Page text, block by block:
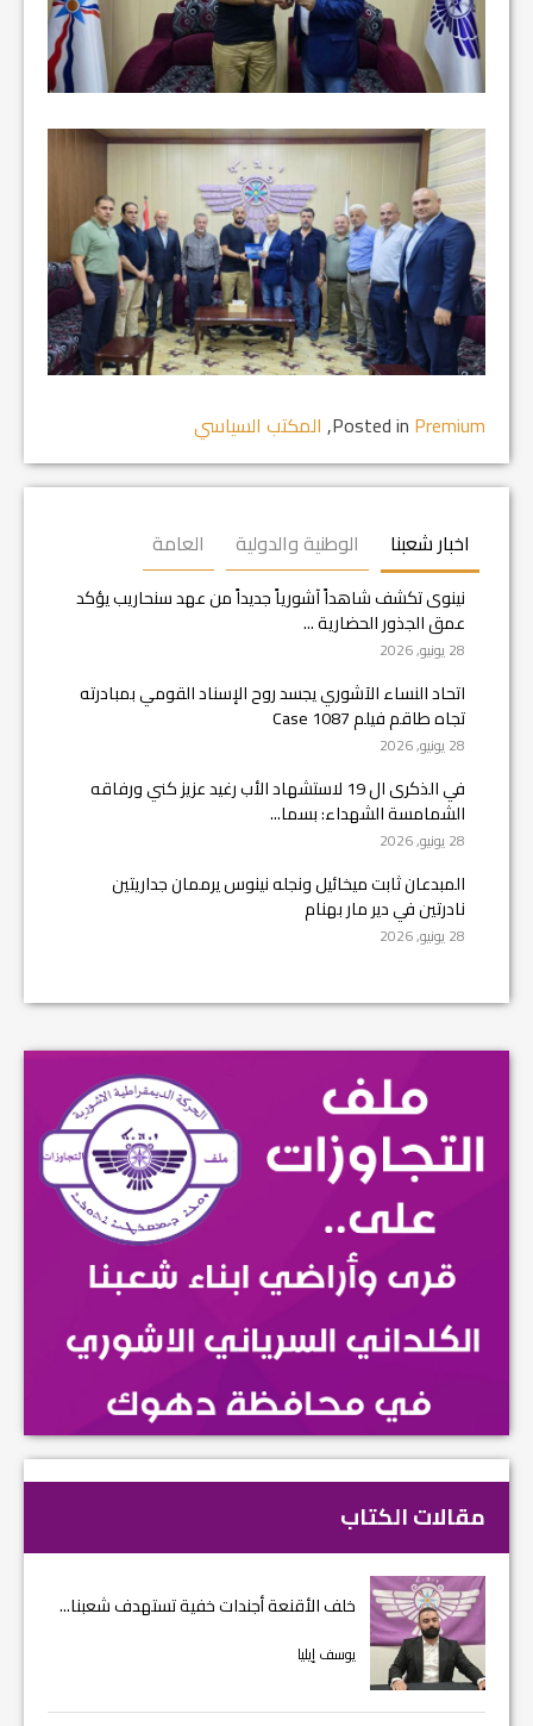
Posted in Premium
, المكتب السياسي
اخبار شعبنا الوطنية والدولية العامة
نينوى تكشف شاهداً آشورياً جديداً من عهد سنحاريب يؤكد
عمق الجذور الحضارية ...
28 يونيو, 2026
اتحاد النساء الآشوري يجسد روح الإسناد القومي بمبادرته
تجاه طاقم فيلم Case 1087
28 يونيو, 2026
في الذكرى ال 19 لاستشهاد الأب رغيد عزيز كني ورفاقه
الشمامسة الشهداء: بسما...
28 يونيو, 2026
المبدعان ثابت ميخائيل ونجله نينوس يرممان جداريتين
نادرتين في دير مار بهنام
28 يونيو, 2026
مقالات الكتاب
خلف الأقنعة أجندات خفية تستهدف شعبنا...
يوسف إيليا